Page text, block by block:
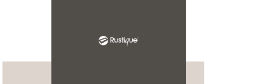
E-mail adresa*